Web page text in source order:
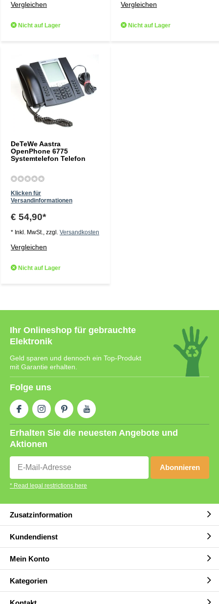
Vergleichen
Nicht auf Lager
Vergleichen
Nicht auf Lager
DeTeWe Aastra
OpenPhone 6775
Systemtelefon Telefon
Klicken für
Versandinformationen
€ 54,90*
* Inkl. MwSt., zzgl. Versandkosten
Vergleichen
Nicht auf Lager
Ihr Onlineshop für gebrauchte
Elektronik
Geld sparen und dennoch ein Top-Produkt
mit Garantie erhalten.
Folge uns
Erhalten Sie die neuesten Angebote und
Aktionen
Abonnieren
* Read legal restrictions here
Zusatzinformation
Kundendienst
Mein Konto
Kategorien